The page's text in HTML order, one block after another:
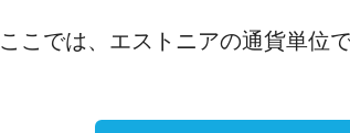
ここでは、エストニアの通貨単位